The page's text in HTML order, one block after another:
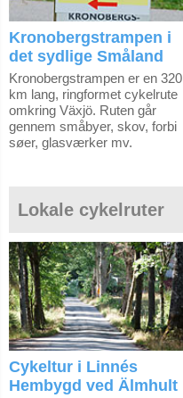
Kronobergstrampen i
det sydlige Småland
Kronobergstrampen er en 320
km lang, ringformet cykelrute
omkring Växjö. Ruten går
gennem småbyer, skov, forbi
søer, glasværker mv.
Lokale cykelruter
Cykeltur i Linnés
Hembygd ved Älmhult